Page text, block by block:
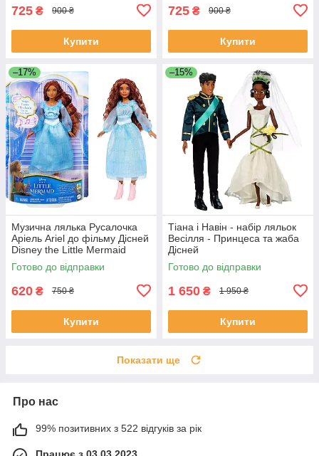
725 ₴ 900 ₴
Купити
725 ₴ 900 ₴
Купити
–17%
Музична лялька Русалочка
Аріель Ariel до фільму Дісней
Disney the Little Mermaid
Готово до відправки
620 ₴ 750 ₴
Купити
–15%
Тіана і Навін - набір ляльок
Весілля - Принцеса та жаба
Дісней
Готово до відправки
1 650 ₴ 1 950 ₴
Купити
Показати ще
Про нас
99% позитивних з 522 відгуків за рік